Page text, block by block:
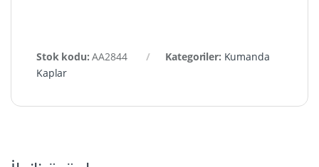
Stok kodu:AA2844 Kategoriler: Kumanda
Kaplar